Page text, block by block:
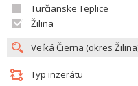
Turčianske Teplice
Žilina
Typ inzerátu